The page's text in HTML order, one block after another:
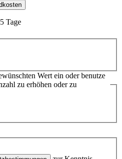
Tage
Wert ein oder benutze
zu erhöhen oder zu